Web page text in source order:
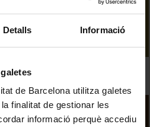
Detalls Informació
de Barcelona utilitza galetes
finalitat de gestionar les
informació perquè accediu
lingüistic